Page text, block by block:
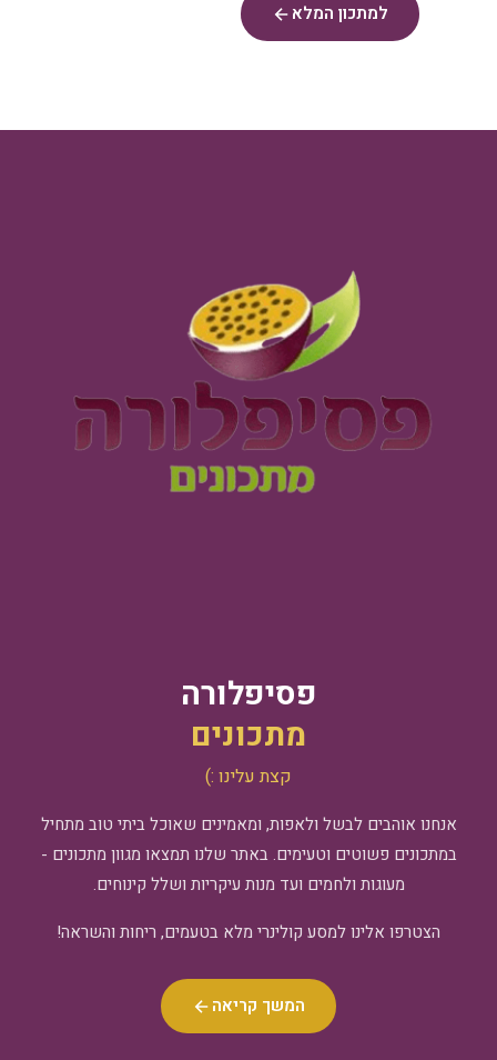
למתכון המלא
פסיפלורה
מתכונים
קצת עלינו :)
אנחנו אוהבים לבשל ולאפות, ומאמינים שאוכל ביתי טוב מתחיל
במתכונים פשוטים וטעימים. באתר שלנו תמצאו מגוון מתכונים -
מעוגות ולחמים ועד מנות עיקריות ושלל קינוחים.
הצטרפו אלינו למסע קולינרי מלא בטעמים, ריחות והשראה!
המשך קריאה